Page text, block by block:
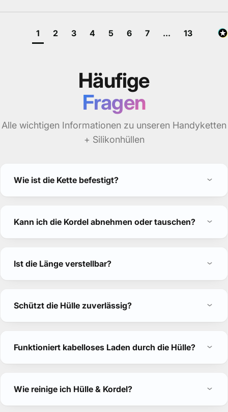
1 2 3 4 5 6 7 ... 13
Häufige
Fragen
Alle wichtigen Informationen zu unseren Handyketten
+ Silikonhüllen
Wie ist die Kette befestigt?
Kann ich die Kordel abnehmen oder tauschen?
Ist die Länge verstellbar?
Schützt die Hülle zuverlässig?
Funktioniert kabelloses Laden durch die Hülle?
Wie reinige ich Hülle & Kordel?